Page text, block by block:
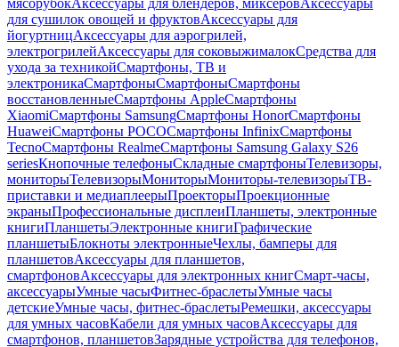
мясорубокАксессуары для блендеров, миксеровАксессуары
для сушилок овощей и фруктовАксессуары для
йогуртницАксессуары для аэрогрилей,
электрогрилейАксессуары для соковыжималокСредства для
ухода за техникойСмартфоны, ТВ и
электроникаСмартфоныСмартфоныСмартфоны
восстановленныеСмартфоны AppleСмартфоны
XiaomiСмартфоны SamsungСмартфоны HonorСмартфоны
HuaweiСмартфоны POCOСмартфоны InfinixСмартфоны
TecnoСмартфоны RealmeСмартфоны Samsung Galaxy S26
seriesКнопочные телефоныСкладные смартфоныТелевизоры,
мониторыТелевизорыМониторыМониторы-телевизорыТВ-
приставки и медиаплеерыПроекторыПроекционные
экраныПрофессиональные дисплеиПланшеты, электронные
книгиПланшетыЭлектронные книгиГрафические
планшетыБлокноты электронныеЧехлы, бамперы для
планшетовАксессуары для планшетов,
смартфоновАксессуары для электронных книгСмарт-часы,
аксессуарыУмные часыФитнес-браслетыУмные часы
детскиеУмные часы, фитнес-браслетыРемешки, аксессуары
для умных часовКабели для умных часовАксессуары для
смартфонов, планшетовЗарядные устройства для телефонов,